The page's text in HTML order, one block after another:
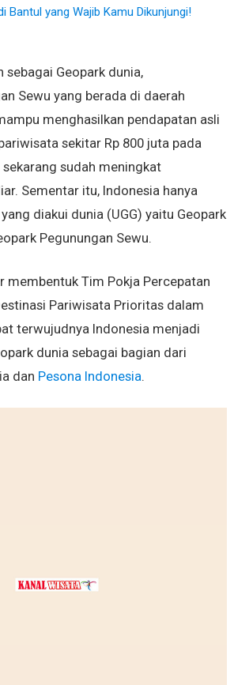
Bantul yang Wajib Kamu Dikunjungi!
sebagai Geopark dunia,
Sewu yang berada di daerah
menghasilkan pendapatan asli
sekitar Rp 800 juta pada
sudah meningkat
Sementar itu, Indonesia hanya
diakui dunia (UGG) yaitu Geopark
Pegunungan Sewu.
membentuk Tim Pokja Percepatan
Pariwisata Prioritas dalam
terwujudnya Indonesia menjadi
dunia sebagai bagian dari
dan Pesona Indonesia.